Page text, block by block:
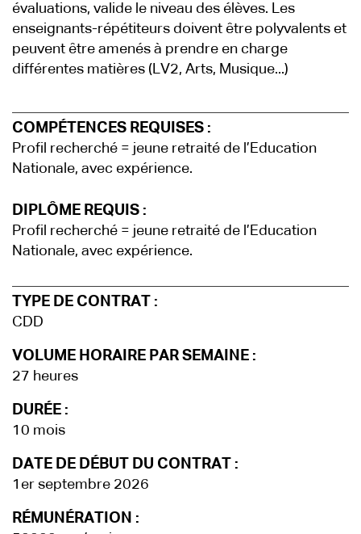
évaluations, valide le niveau des élèves. Les
enseignants-répétiteurs doivent être polyvalents et
peuvent être amenés à prendre en charge
différentes matières (LV2, Arts, Musique...)
COMPÉTENCES REQUISES :
Profil recherché = jeune retraité de l’Education
Nationale, avec expérience.
DIPLÔME REQUIS :
Profil recherché = jeune retraité de l’Education
Nationale, avec expérience.
TYPE DE CONTRAT :
CDD
VOLUME HORAIRE PAR SEMAINE :
27 heures
DURÉE :
10 mois
DATE DE DÉBUT DU CONTRAT :
1er septembre 2026
RÉMUNÉRATION :